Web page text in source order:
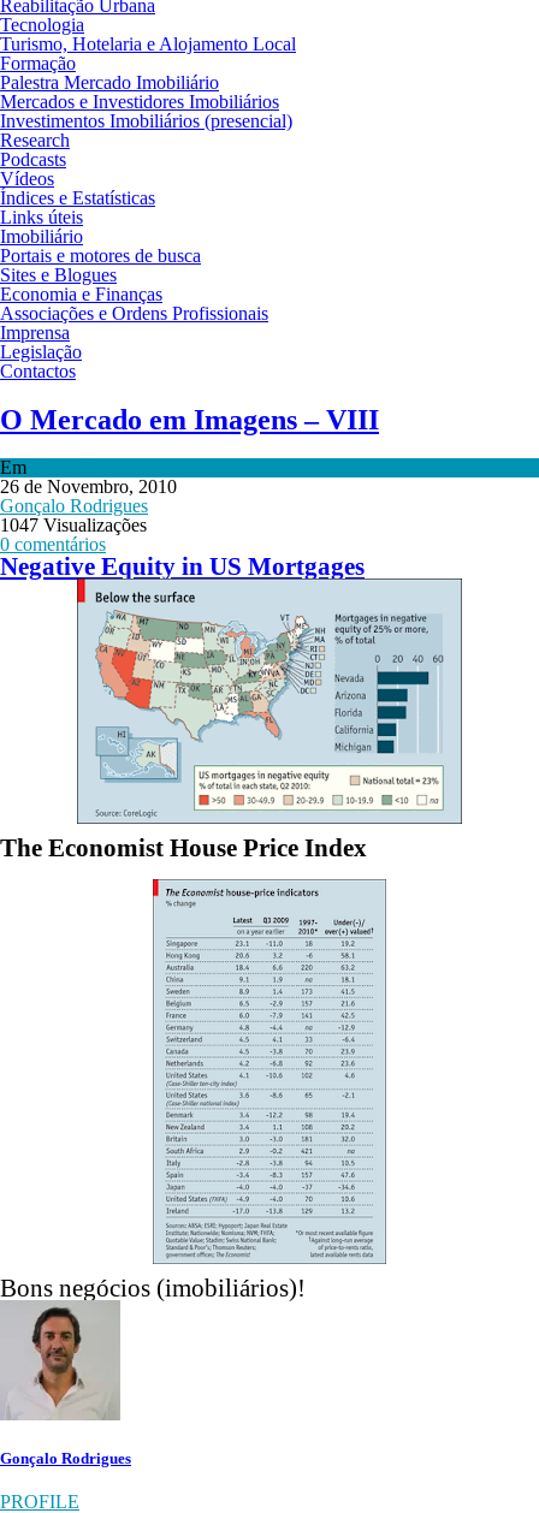
Reabilitação Urbana
Tecnologia
Turismo, Hotelaria e Alojamento Local
Formação
Palestra Mercado Imobiliário
Mercados e Investidores Imobiliários
Investimentos Imobiliários (presencial)
Research
Podcasts
Vídeos
Índices e Estatísticas
Links úteis
Imobiliário
Portais e motores de busca
Sites e Blogues
Economia e Finanças
Associações e Ordens Profissionais
Imprensa
Legislação
Contactos
O Mercado em Imagens – VIII
Em
26 de Novembro, 2010
Gonçalo Rodrigues
1047 Visualizações
0 comentários
Negative Equity in US Mortgages
The Economist House Price Index
Bons negócios (imobiliários)!
Gonçalo Rodrigues
PROFILE